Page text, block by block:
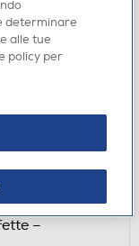
determinare
alle tue
policy per